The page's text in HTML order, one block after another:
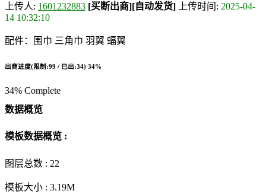
上传人: 1601232883 [买断出商][自动发货] 上传时间: 2025-04-
14 10:32:10
配件：围巾 三角巾 羽翼 蝠翼
出商进度(限制:99 / 已出:34) 34%
34% Complete
数据概览
模板数据概览 :
图层总数 : 22
模板大小 : 3.19M